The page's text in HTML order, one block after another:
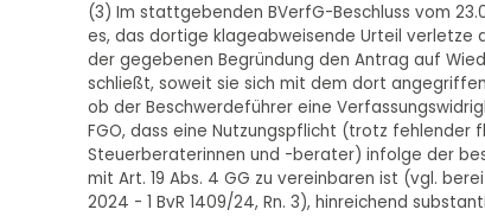
(3) Im stattgebenden BVerfG-Beschluss vom
es, das dortige klageabweisende Urteil verletze
der gegebenen Begründung den Antrag auf
schließt, soweit sie sich mit dem dort
ob der Beschwerdeführer eine
FGO, dass eine Nutzungspflicht (trotz
Steuerberaterinnen und -berater) infolge der
mit Art. 19 Abs. 4 GG zu vereinbaren ist (vgl.
2024 - 1 BvR 1409/24, Rn. 3), hinreichend